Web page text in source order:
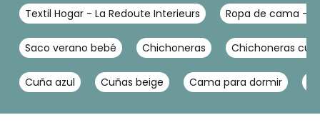
Textil Hogar - La Redoute Interieurs Ropa de cama -
Saco verano bebé Chichoneras Chichoneras
Cuña azul Cuñas beige Cama para dormir